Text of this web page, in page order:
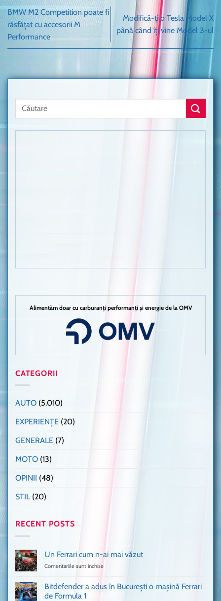
BMW M2 Competition poate fi
răsfățat cu accesorii M
Performance
Modifică-ți o Tesla Model X
până când îți vine Model 3-ul
Alimentăm doar cu carburanți performanți și energie de la OMV
CATEGORII
AUTO (5.010)
EXPERIENȚE (20)
GENERALE (7)
MOTO (13)
OPINII (48)
STIL (20)
RECENT POSTS
Un Ferrari cum n-ai mai văzut
Comentariile sunt închise
Ferrari
cum
Bitdefender a adus în București o mașină Ferrari
de Formula 1